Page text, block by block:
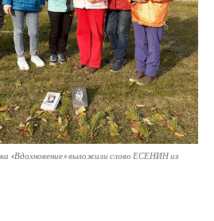
«Вдохновение» выложили слово ЕСЕНИН из